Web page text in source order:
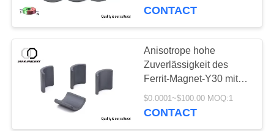
ziehende Kraft
CONTACT
Anisotrope hohe
Zuverlässigkeit des
Ferrit-Magnet-Y30 mit
Bescheinigung ISO
9001
$0.0001~$100.00 MOQ:1
CONTACT